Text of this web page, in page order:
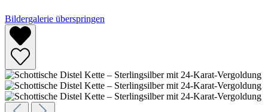
Bildergalerie überspringen